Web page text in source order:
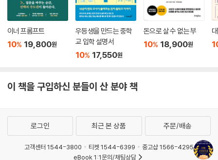
이너 프롬프트
10% 19,800원
우등생을 만드는 중학
교 입학 설명서
10% 17,550원
돈으로 살 수 없는 부
10% 18,900원
이 책을 구입하신 분들이 산 분야 책
로그인 최근 본 상품 주문/배송
고객센터 1544-3800 티켓 1544-6399
중고샵 1566-4295
eBook 1:1문의/채팅상담